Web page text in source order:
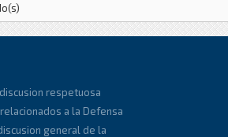
respetuosa
a la Defensa
general de la